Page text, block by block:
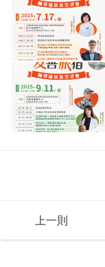
上一則